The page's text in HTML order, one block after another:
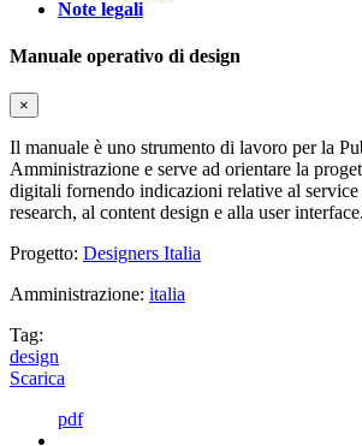
Note legali
Manuale operativo di design
×
Il manuale è uno strumento di lavoro per la
Amministrazione e serve ad orientare la
digitali fornendo indicazioni relative al service
research, al content design e alla user interface.
Progetto: Designers Italia
Amministrazione: italia
Tag:
design
Scarica
pdf